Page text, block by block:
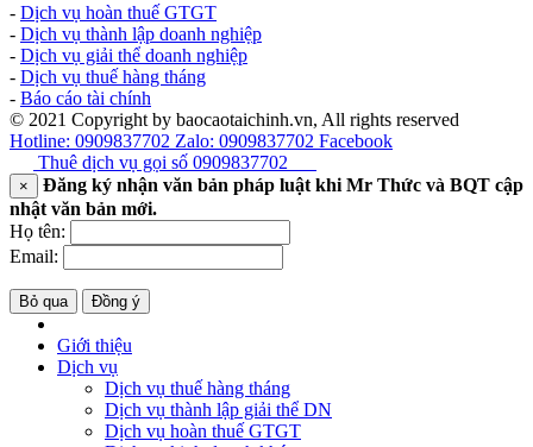
- Dịch vụ hoàn thuế GTGT
- Dịch vụ thành lập doanh nghiệp
- Dịch vụ giải thể doanh nghiệp
- Dịch vụ thuế hàng tháng
- Báo cáo tài chính
© 2021 Copyright by baocaotaichinh.vn, All rights reserved
Hotline: 0909837702 Zalo: 0909837702 Facebook
Thuê dịch vụ gọi số 0909837702
×
Đăng ký nhận văn bản pháp luật khi Mr Thức và BQT cập
nhật văn bản mới.
Họ tên:
Email:
Bỏ qua Đồng ý
Giới thiệu
Dịch vụ
Dịch vụ thuế hàng tháng
Dịch vụ thành lập giải thể DN
Dịch vụ hoàn thuế GTGT